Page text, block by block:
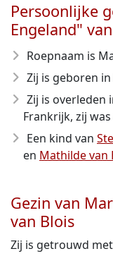
Persoonlijke
Engeland"
Roepnaam is
Zij is geboren
Zij is overleden
Frankrijk, zij
Een kind van
en Mathilde van
Gezin van
van Blois
Zij is getrouwd met